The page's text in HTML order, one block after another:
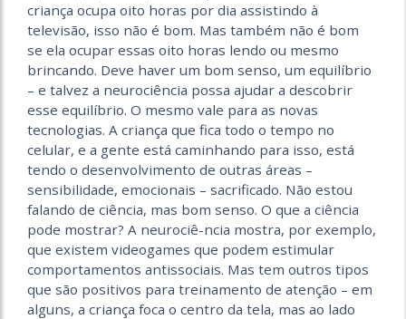
criança ocupa oito horas por dia assistindo à
televisão, isso não é bom. Mas também não é bom
se ela ocupar essas oito horas lendo ou mesmo
brincando. Deve haver um bom senso, um equilíbrio
– e talvez a neurociência possa ajudar a descobrir
esse equilíbrio. O mesmo vale para as novas
tecnologias. A criança que fica todo o tempo no
celular, e a gente está caminhando para isso, está
tendo o desenvolvimento de outras áreas –
sensibilidade, emocionais – sacrificado. Não estou
falando de ciência, mas bom senso. O que a ciência
pode mostrar? A neurociê-ncia mostra, por exemplo,
que existem videogames que podem estimular
comportamentos antissociais. Mas tem outros tipos
que são positivos para treinamento de atenção – em
alguns, a criança foca o centro da tela, mas ao lado